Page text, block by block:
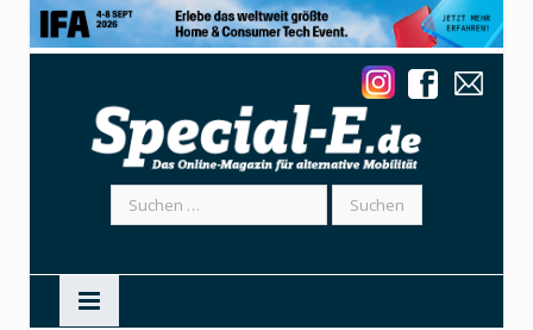
Suchen
nach: